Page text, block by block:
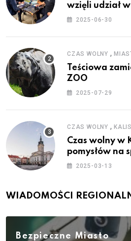
wzięli udział
Wakacje”
2025-06-30
CZAS WOLNY ,
Teściowa
ZOO
2025-07-29
CZAS WOLNY ,
Czas wolny w
pomysłów na
rodzinne
2025-03-13
WIADOMOŚCI
Bezpieczne Miasto